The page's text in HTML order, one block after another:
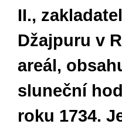
II.,
Džajpuru v
areál,
sluneční
roku 1734.